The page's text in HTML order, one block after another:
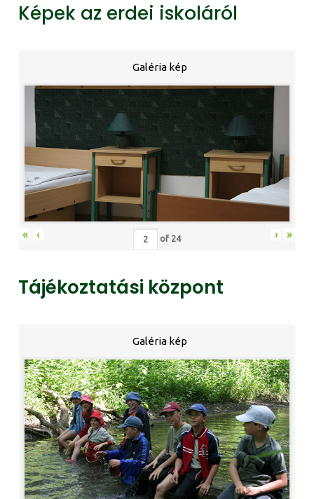
Képek az erdei iskoláról
Galéria kép
« ‹ of 24 › »
Tájékoztatási központ
Galéria kép